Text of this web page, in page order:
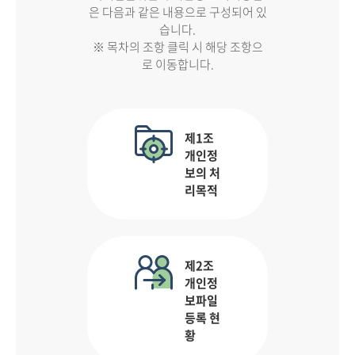
은 다음과 같은 내용으로 구성되어 있
습니다.
※ 목차의 조항 클릭 시 해당 조항으
로 이동합니다.
제1조
개인정
보의 처
리목적
제2조
개인정
보파일
등록 현
황